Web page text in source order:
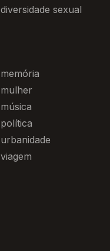
diversidade sexual
memória
mulher
música
política
urbanidade
viagem